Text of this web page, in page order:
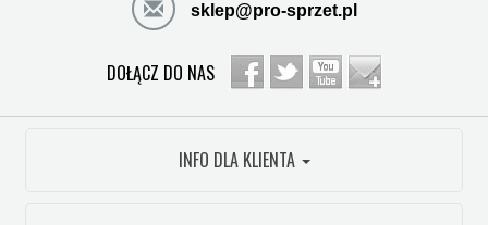
sklep@pro-sprzet.pl
DOŁĄCZ DO NAS
INFO DLA KLIENTA